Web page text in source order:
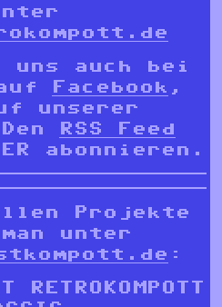
auch bei
Facebook ,
unserer
RSS Feed
abonnieren.
Projekte
unter
:
RETROKOMPOTT